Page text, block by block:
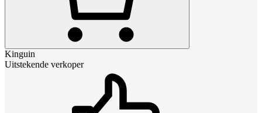
Kinguin
Uitstekende verkoper